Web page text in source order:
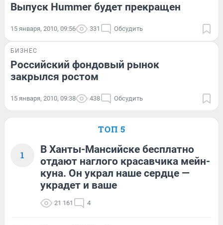
Выпуск Hummer будет прекращен
15 января, 2010, 09:56 331 Обсудить
БИЗНЕС
Российский фондовый рынок
закрылся ростом
15 января, 2010, 09:38 438 Обсудить
ТОП 5
1
В Ханты-Мансийске бесплатно
отдают наглого красавчика мейн-
куна. Он украл наше сердце —
украдет и ваше
21 161 4